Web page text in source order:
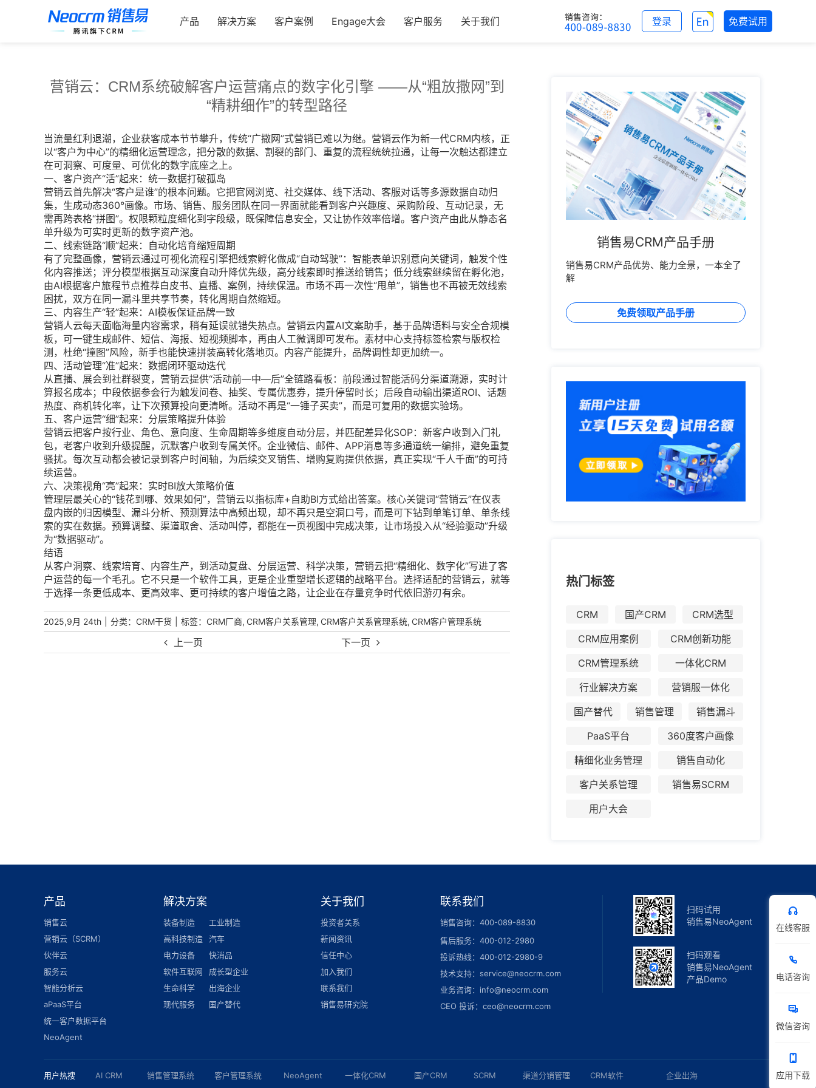
产品 解决方案 客户案例 Engage大会 客户服务 关于我们 免费试用
登录
上一页 下一页
营销云：CRM系统破解客户运营痛点的数字化引擎 ——从“粗放撒网”到
“精耕细作”的转型路径
当流量红利退潮，企业获客成本节节攀升，传统“广撒网”式营销已难以为继。营销云作为新一代CRM内核，正
以“客户为中心”的精细化运营理念，把分散的数据、割裂的部门、重复的流程统统拉通，让每一次触达都建立
在可洞察、可度量、可优化的数字底座之上。
一、客户资产“活”起来：统一数据打破孤岛
营销云首先解决“客户是谁”的根本问题。它把官网浏览、社交媒体、线下活动、客服对话等多源数据自动归
集，生成动态360°画像。市场、销售、服务团队在同一界面就能看到客户兴趣度、采购阶段、互动记录，无
需再跨表格“拼图”。权限颗粒度细化到字段级，既保障信息安全，又让协作效率倍增。客户资产由此从静态名
单升级为可实时更新的数字资产池。
二、线索链路“顺”起来：自动化培育缩短周期
有了完整画像，营销云通过可视化流程引擎把线索孵化做成“自动驾驶”：智能表单识别意向关键词，触发个性
化内容推送；评分模型根据互动深度自动升降优先级，高分线索即时推送给销售；低分线索继续留在孵化池，
由AI根据客户旅程节点推荐白皮书、直播、案例，持续保温。市场不再一次性“甩单”，销售也不再被无效线索
困扰，双方在同一漏斗里共享节奏，转化周期自然缩短。
三、内容生产“轻”起来：AI模板保证品牌一致
营销人云每天面临海量内容需求，稍有延误就错失热点。营销云内置AI文案助手，基于品牌语料与安全合规模
板，可一键生成邮件、短信、海报、短视频脚本，再由人工微调即可发布。素材中心支持标签检索与版权检
测，杜绝“撞图”风险，新手也能快速拼装高转化落地页。内容产能提升，品牌调性却更加统一。
四、活动管理“准”起来：数据闭环驱动迭代
从直播、展会到社群裂变，营销云提供“活动前—中—后”全链路看板：前段通过智能活码分渠道溯源，实时计
算报名成本；中段依据参会行为触发问卷、抽奖、专属优惠券，提升停留时长；后段自动输出渠道ROI、话题
热度、商机转化率，让下次预算投向更清晰。活动不再是“一锤子买卖”，而是可复用的数据实验场。
五、客户运营“细”起来：分层策略提升体验
营销云把客户按行业、角色、意向度、生命周期等多维度自动分层，并匹配差异化SOP：新客户收到入门礼
包，老客户收到升级提醒，沉默客户收到专属关怀。企业微信、邮件、APP消息等多通道统一编排，避免重复
骚扰。每次互动都会被记录到客户时间轴，为后续交叉销售、增购复购提供依据，真正实现“千人千面”的可持
续运营。
六、决策视角“亮”起来：实时BI放大策略价值
管理层最关心的“钱花到哪、效果如何”，营销云以指标库+自助BI方式给出答案。核心关键词“营销云”在仪表
盘内嵌的归因模型、漏斗分析、预测算法中高频出现，却不再只是空洞口号，而是可下钻到单笔订单、单条线
索的实在数据。预算调整、渠道取舍、活动叫停，都能在一页视图中完成决策，让市场投入从“经验驱动”升级
为“数据驱动”。
结语
从客户洞察、线索培育、内容生产，到活动复盘、分层运营、科学决策，营销云把“精细化、数字化”写进了客
户运营的每一个毛孔。它不只是一个软件工具，更是企业重塑增长逻辑的战略平台。选择适配的营销云，就等
于选择一条更低成本、更高效率、更可持续的客户增值之路，让企业在存量竞争时代依旧游刃有余。
2025,9月 24th 分类： CRM干货 标签： CRM厂商, CRM客户关系管理, CRM客户关系管理系统, CRM客户管理系统
销售易CRM产品手册
销售易CRM产品优势、能力全景，一本全了
解
免费领取产品手册
热门标签
CRM 国产CRM
CRM选型
CRM应用案例
CRM创新功能
CRM管理系统
一体化CRM
行业解决方案
营销服一体化
国产替代
销售管理
销售漏斗
PaaS平台
360度客户画像
精细化业务管理
销售自动化
客户关系管理
销售易SCRM
用户大会
产品
销售云
营销云（SCRM）
伙伴云
服务云
智能分析云
aPaaS平台
统一客户数据平台
NeoAgent
解决方案
装备制造
工业制造
高科技制造
汽车
电力设备
快消品
软件互联网
成长型企业
生命科学
出海企业
现代服务
国产替代
关于我们
投资者关系
新闻资讯
信任中心
加入我们
联系我们
销售易研究院
联系我们
销售咨询：400-089-8830
售后服务：400-012-2980
投诉热线：400-012-2980-9
技术支持：service@neocrm.com
业务咨询：info@neocrm.com
CEO 投诉：ceo@neocrm.com
扫码试用
销售易NeoAgent
扫码观看
销售易NeoAgent
产品Demo
用户热搜
AI CRM
销售管理系统
客户管理系统
NeoAgent
一体化CRM
国产CRM
SCRM
渠道分销管理
CRM软件
企业出海
在线客服
电话咨询
微信咨询
应用下载